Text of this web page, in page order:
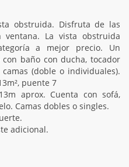
obstruida. Disfruta de las
La vista obstruida
a mejor precio. Un
baño con ducha, tocador
(doble o individuales).
puente 7
aprox. Cuenta con sofá,
Camas dobles o singles.
adicional.